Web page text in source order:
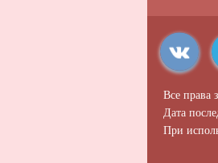
Все права
Дата
При